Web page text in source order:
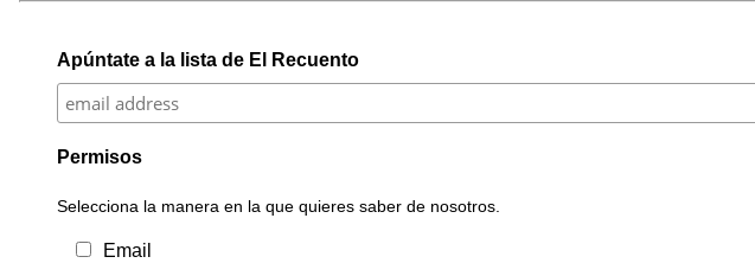
Apúntate a la lista de El Recuento
Permisos
Selecciona la manera en la que quieres saber de nosotros.
Email